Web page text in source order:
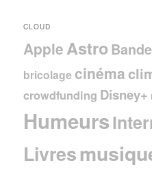
CLOUD
Apple Astro
bricolage cinéma
crowdfunding Disney+
Humeurs
Livres